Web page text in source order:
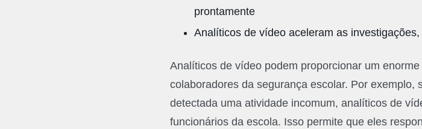
prontamente
Analíticos de vídeo aceleram as
Analíticos de vídeo podem proporcionar um
colaboradores da segurança escolar. Por exemplo,
detectada uma atividade incomum, analíticos de
funcionários da escola. Isso permite que eles